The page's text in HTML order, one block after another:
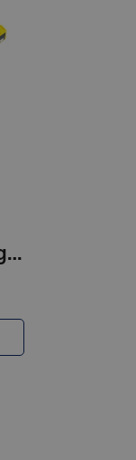
Plastilīns 6kr.16gr.GAMMA'UA